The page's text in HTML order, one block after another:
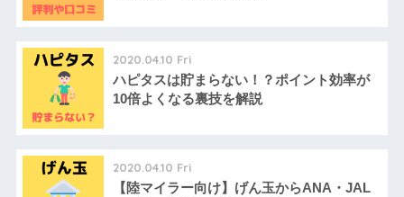
2020.04.10 Fri
ハピタスは貯まらない！？ポイント効率が
10倍よくなる裏技を解説
2020.04.10 Fri
【陸マイラー向け】げん玉からANA・JAL